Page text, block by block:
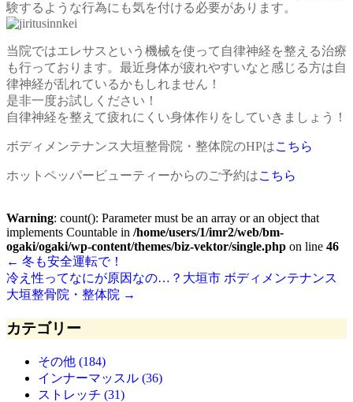
験するような行為にも気を付ける必要があります。
当院ではエレサスという機械を使って自律神経を整える治療
も行っております。最近身体が疲れやすいなと感じる方は自
律神経が乱れているかもしれません！
是非一度お試しください！
自律神経を整えて疲れにくい身体作りをしていきましょう！
ボディメンテナンス大垣整骨院・整体院のHPはこちら
ホットペッパービューティーからのご予約はこちら
Warning: count(): Parameter must be an array or an object that
implements Countable in /home/users/1/imr2/web/bm-
ogaki/ogaki/wp-content/themes/biz-vektor/single.php on line 46
← 冬も安全運転で！
冷え性ってなにが原因なの…？大垣市 ボディメンテナンス
大垣整骨院・整体院 →
カテゴリー
その他 (184)
インナーマッスル (36)
ストレッチ (31)